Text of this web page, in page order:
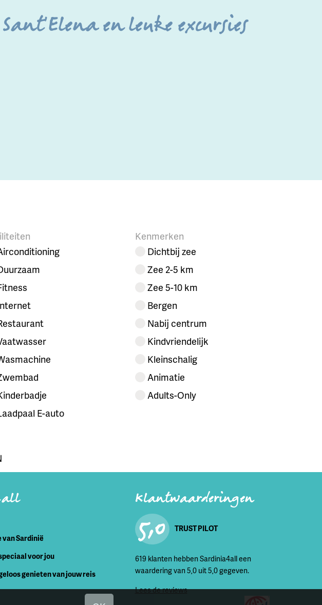
en leuke excursies
E-auto
Kenmerken
Dichtbij zee
Zee 2-5 km
Zee 5-10 km
Bergen
Nabij centrum
Kindvriendelijk
Kleinschalig
Animatie
Adults-Only
Klantwaarderingen
5,0 TRUST PILOT
619 klanten hebben Sardinia4all een
waardering van 5,0 uit 5,0 gegeven.
Lees de reviews
van Sardinië
voor jou
genieten van jouw reis